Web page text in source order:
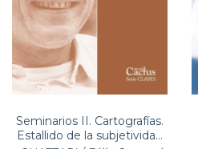
Seminarios II. Cartografías.
Estallido de la subjetividad